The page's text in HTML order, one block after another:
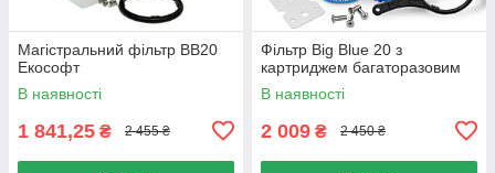
Магістральний фільтр BB20
Екософт
В наявності
1 841,25 ₴ 2 455 ₴
Фільтр Big Blue 20 з
картриджем багаторазовим
В наявності
2 009 ₴ 2 450 ₴